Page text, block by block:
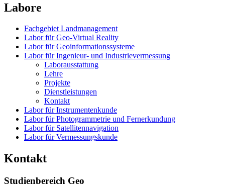
Labore
Fachgebiet Landmanagement
Labor für Geo-Virtual Reality
Labor für Geoinformationssysteme
Labor für Ingenieur- und Industrievermessung
Laborausstattung
Lehre
Projekte
Dienstleistungen
Kontakt
Labor für Instrumentenkunde
Labor für Photogrammetrie und Fernerkundung
Labor für Satellitennavigation
Labor für Vermessungskunde
Kontakt
Studienbereich Geo